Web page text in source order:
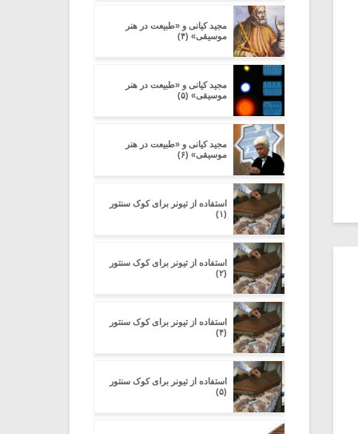
مجید کیانی و «طبیعت در هنر
موسیقی» (۴)
مجید کیانی و «طبیعت در هنر
موسیقی» (۵)
مجید کیانی و «طبیعت در هنر
موسیقی» (۶)
استفاده از تیونر برای کوک سنتور
(۱)
استفاده از تیونر برای کوک سنتور
(۲)
استفاده از تیونر برای کوک سنتور
(۴)
استفاده از تیونر برای کوک سنتور
(۵)